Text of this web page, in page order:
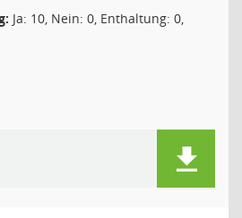
Ja: 10, Nein: 0, Enthaltung: 0,